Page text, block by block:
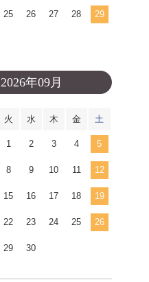
25 26 27 28 29
2026年09月
火 水 木 金 土
1 2 3 4 5
8 9 10 11 12
15 16 17 18 19
22 23 24 25 26
29 30